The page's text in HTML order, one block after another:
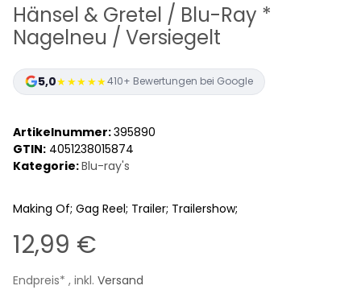
Hänsel & Gretel / Blu-Ray *
Nagelneu / Versiegelt
5,0★★★★★410+ Bewertungen bei Google
Artikelnummer:395890
GTIN: 4051238015874
Kategorie:Blu-ray's
Making Of; Gag Reel; Trailer; Trailershow;
12,99 €
Endpreis* , inkl. Versand